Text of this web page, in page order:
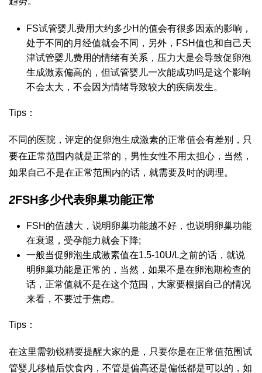
FS试管婴儿费用大约多少H的值会有很多因素的影响，
处于不同的月经值就会不同，另外，FSH值也和自己天
津试管婴儿费用 的情绪有关系，压力大是会导致促卵泡
生成激素偏高的，但试管婴儿一次能成功吗是这个影响
不会太大，不会因为情绪导致较大的疾病发生。
Tips：
不同的医院，评定的促卵泡生成激素的正常值会有差别，只
要在正常范围内就是正常的，男性女性不用太担心，当然，
如果自己不是在正常范围内的话，就需要及时的调理。
2FSH多少代表卵巢功能正常
FSH的值越大，说明卵巢功能越不好，也说明卵巢功能
在衰退，受孕能力就会下降;
一般当促卵泡生成激素值在1.5-10U/L之前的话，就说
明卵巢功能是正常的，当然，如果不是在卵泡期检查的
话，正常值就不是在这个范围，大家要根据自己的情况
来看，不要过于焦虑。
Tips：
在这里需勃锐精要提醒大家的是，只要你是在正常值范围试
管婴儿移植后饮食内，不管是偏高还是偏低都是可以的，如